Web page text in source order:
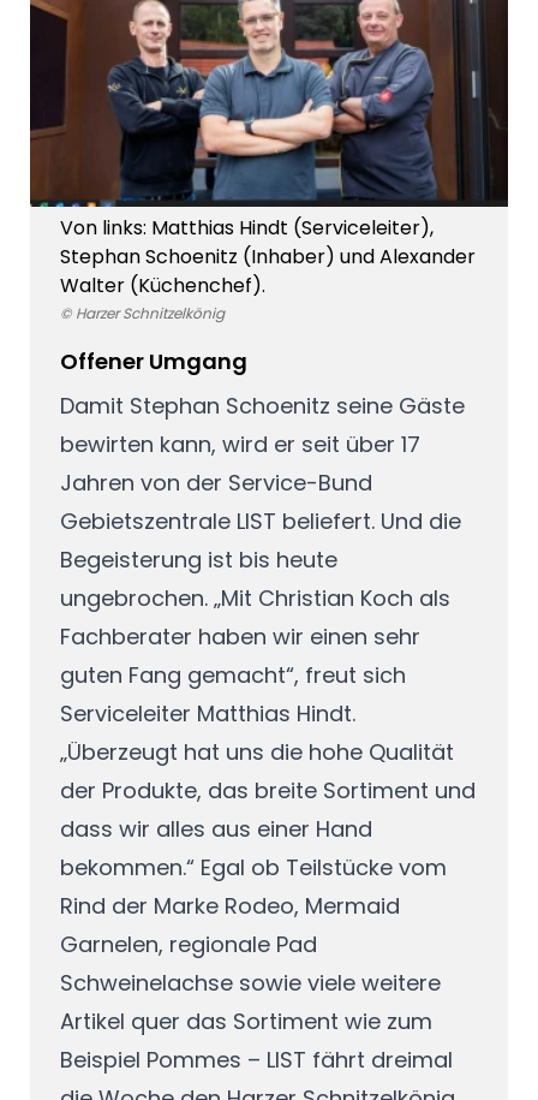
Offener Umgang
Damit Stephan Schoenitz seine Gäste
bewirten kann, wird er seit über 17
Jahren von der Service-Bund
Gebietszentrale LIST beliefert. Und die
Begeisterung ist bis heute
ungebrochen. „Mit Christian Koch als
Fachberater haben wir einen sehr
guten Fang gemacht“, freut sich
Serviceleiter Matthias Hindt.
„Überzeugt hat uns die hohe Qualität
der Produkte, das breite Sortiment und
dass wir alles aus einer Hand
bekommen.“ Egal ob Teilstücke vom
Rind der Marke Rodeo, Mermaid
Garnelen, regionale Pad
Schweinelachse sowie viele weitere
Artikel quer das Sortiment wie zum
Beispiel Pommes – LIST fährt dreimal
Von links: Matthias Hindt (Serviceleiter),
Stephan Schoenitz (Inhaber) und Alexander
Walter (Küchenchef).
© Harzer Schnitzelkönig